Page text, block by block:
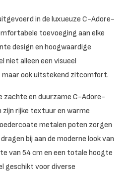
in de luxueuze C-Adore-
toevoeging aan elke
design en hoogwaardige
niet alleen een visueel
ook uitstekend zitcomfort.
zachte en duurzame C-Adore-
rijke textuur en warme
metalen poten zorgen
bij aan de moderne look van
van 54 cm en een totale hoogte
geschikt voor diverse